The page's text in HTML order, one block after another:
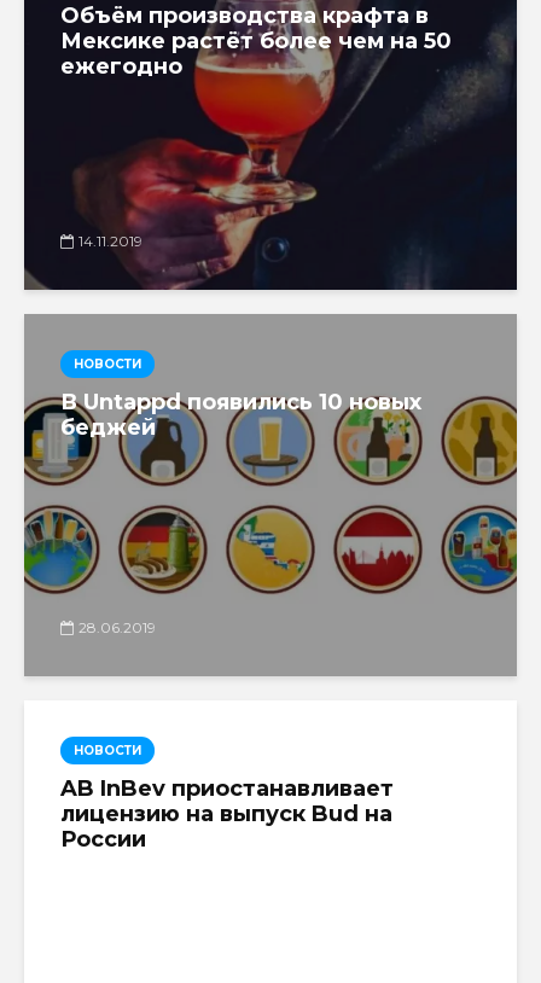
Объём производства крафта в
Мексике растёт более чем на 50
ежегодно
14.11.2019
НОВОСТИ
В Untappd появились 10 новых
беджей
28.06.2019
НОВОСТИ
AB InBev приостанавливает
лицензию на выпуск Bud на
России